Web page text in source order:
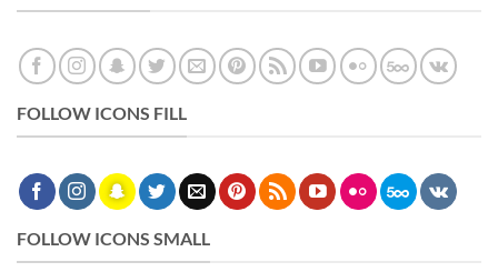
FOLLOW ICONS FILL
FOLLOW ICONS SMALL